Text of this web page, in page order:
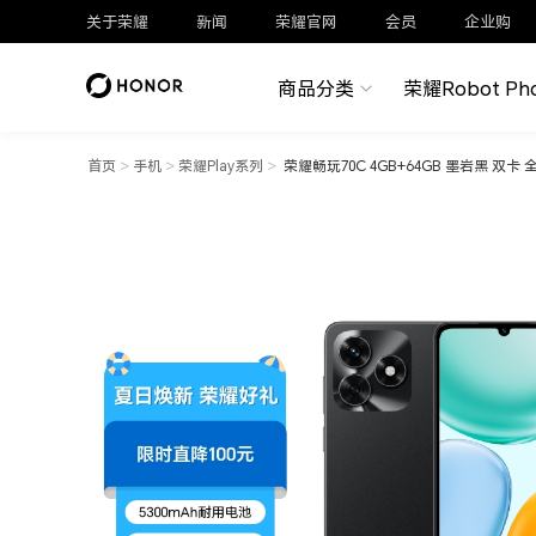
关于荣耀 新闻 荣耀官网 会员 企业购
商品分类 荣耀Robot
首页 > 手机 > 荣耀Play系列 > 荣耀畅玩70C 4GB+64GB 墨岩黑 双卡